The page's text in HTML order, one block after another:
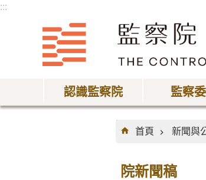
:::
認識監察院 監察
:::
首頁
新聞與
院新聞稿